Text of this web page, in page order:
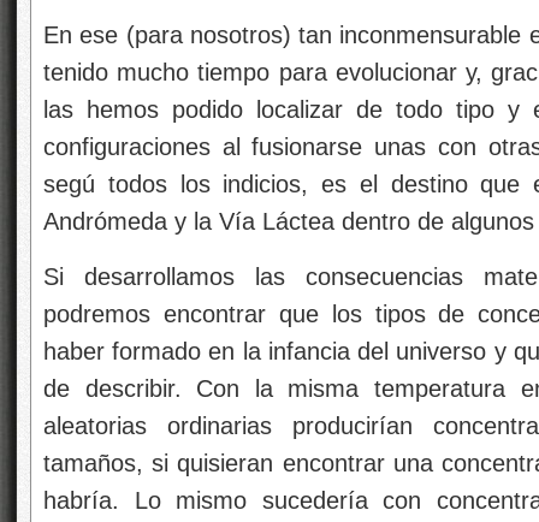
En ese (para nosotros) tan inconmensurable
tenido mucho tiempo para evolucionar y,
las hemos podido localizar de todo tipo y
configuraciones al fusionarse unas con
segú todos los indicios, es el destino que
Andrómeda y la Vía Láctea dentro de
Si desarrollamos las consecuencias
podremos encontrar que los tipos de
haber formado en la infancia del universo y
de describir. Con la misma temperatura
aleatorias ordinarias producirían
tamaños, si quisieran encontrar una
habría. Lo mismo sucedería con